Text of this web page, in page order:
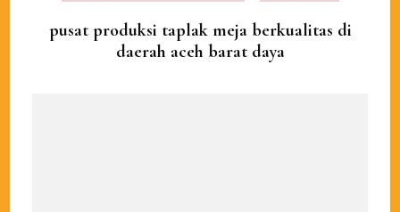
pusat produksi taplak meja berkualitas di
daerah aceh barat daya